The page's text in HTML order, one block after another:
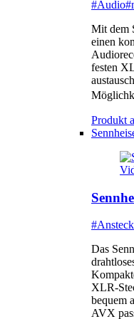
#Audio
Mit dem
einen
festen
Produkt
Das
XLR-
bequem
AVX